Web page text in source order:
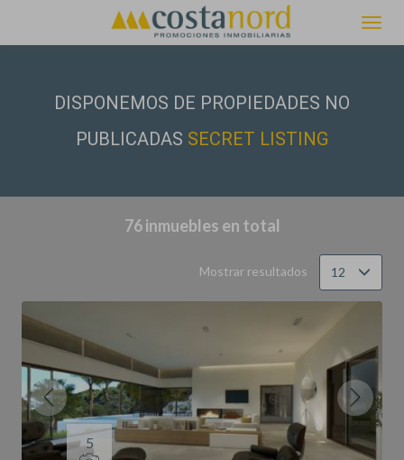
Filtrar Ordenar
DISPONEMOS DE PROPIEDADES NO
PUBLICADAS SECRET LISTING
76 inmuebles en total
Mostrar resultados 12
5